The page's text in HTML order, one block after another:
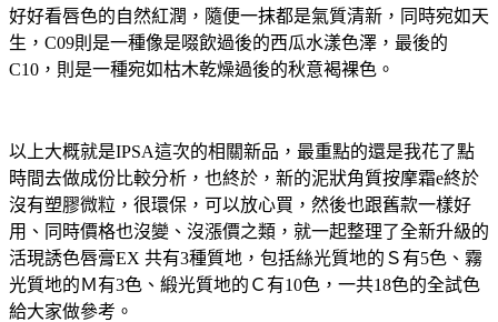
好好看唇色的自然紅潤，隨便一抹都是氣質清新，同時宛如天
生，C09則是一種像是啜飲過後的西瓜水漾色澤，最後的
C10，則是一種宛如枯木乾燥過後的秋意褐裸色。
以上大概就是IPSA這次的相關新品，最重點的還是我花了點
時間去做成份比較分析，也終於，新的泥狀角質按摩霜e終於
沒有塑膠微粒，很環保，可以放心買，然後也跟舊款一樣好
用、同時價格也沒變、沒漲價之類，就一起整理了全新升級的
活現誘色唇膏EX 共有3種質地，包括絲光質地的Ｓ有5色、霧
光質地的Ｍ有3色、緞光質地的Ｃ有10色，一共18色的全試色
給大家做參考。